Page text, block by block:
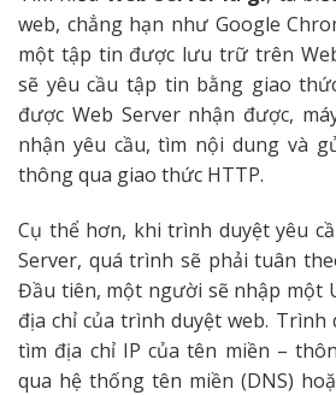
web, chẳng hạn như Google
một tập tin được lưu trữ trên
sẽ yêu cầu tập tin bằng giao
được Web Server nhận được,
nhận yêu cầu, tìm nội dung và
thông qua giao thức HTTP.
Cụ thể hơn, khi trình duyệt yêu
Server, quá trình sẽ phải tuân
Đầu tiên, một người sẽ nhập một
địa chỉ của trình duyệt web. Trình
tìm địa chỉ IP của tên miền –
qua hệ thống tên miền (DNS)